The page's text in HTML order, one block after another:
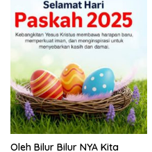
Oleh Bilur Bilur NYA Kita